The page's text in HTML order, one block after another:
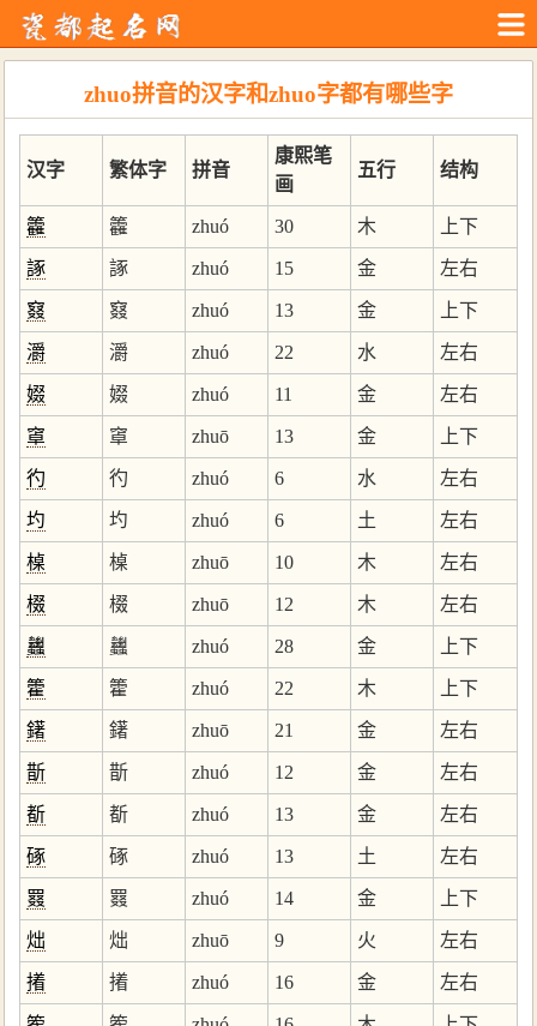
zhuo拼音的汉字和zhuo字都有哪些字
汉字 繁体字 拼音
康熙笔
画
五行 结构
籱 籱 zhuó 30 木 上下
諑 諑 zhuó 15 金 左右
窡 窡 zhuó 13 金 上下
灂 灂 zhuó 22 水 左右
娺 娺 zhuó 11 金 左右
窧 窧 zhuō 13 金 上下
彴 彴 zhuó 6 水 左右
圴 圴 zhuó 6 土 左右
槕 槕 zhuō 10 木 左右
棳 棳 zhuō 12 木 左右
蠿 蠿 zhuó 28 金 上下
籗 籗 zhuó 22 木 上下
鐯 鐯 zhuō 21 金 左右
斮 斮 zhuó 12 金 左右
斱 斱 zhuó 13 金 左右
硺 硺 zhuó 13 土 左右
罬 罬 zhuó 14 金 上下
炪 炪 zhuō 9 火 左右
撯 撯 zhuó 16 金 左右